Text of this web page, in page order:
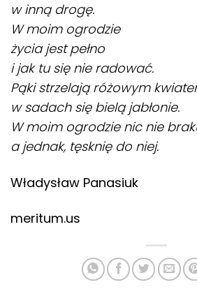
w inną drogę.
W moim ogrodzie
życia jest pełno
i jak tu się nie radować.
Pąki strzelają różowym
w sadach się bielą jabłonie.
W moim ogrodzie nic nie
a jednak, tęsknię do niej.
Władysław Panasiuk
meritum.us